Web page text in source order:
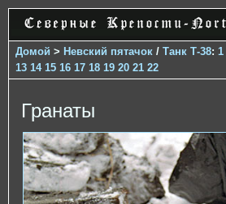
Домой > Невский пятачок / Танк Т-38: 1
13 14 15 16 17 18 19 20 21 22
Гранаты